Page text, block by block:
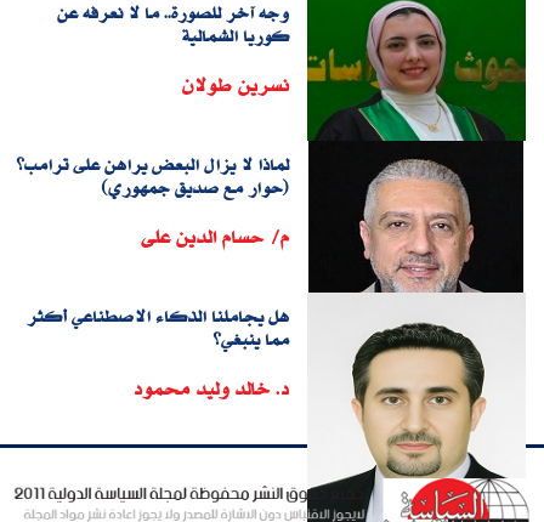
وجه آخر للصورة.. ما لا نعرفه عن
كوريا الشمالية
نسرين طولان
لماذا لا يزال البعض يراهن على ترامب؟
(حوار مع صديق جمهوري)
م/ حسام الدين على
هل يجاملنا الذكاء الاصطناعي أكثر
مما ينبغي؟
د. خالد وليد محمود